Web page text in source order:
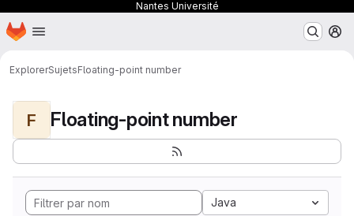
Nantes Université
Passer au contenu principal
Page d'accueil
ExplorerSujetsFloating-point number
F Floating-point number
Java